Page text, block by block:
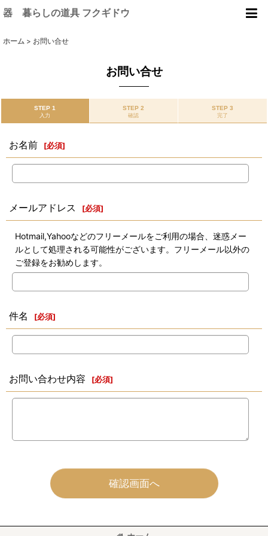
器 暮らしの道具 フクギドウ
ホーム > お問い合せ
お問い合せ
STEP 1
入力
STEP 2
確認
STEP 3
完了
お名前 [必須]
メールアドレス [必須]
Hotmail,Yahooなどのフリーメールをご利用の場合、迷惑メー
ルとして処理される可能性がございます。フリーメール以外の
ご登録をお勧めします。
件名 [必須]
お問い合わせ内容 [必須]
確認画面へ